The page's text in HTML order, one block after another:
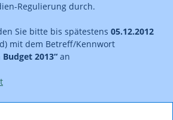
Regulierung durch.
Sie bitte bis spätestens 05.12.2012
mit dem Betreff/Kennwort
2013“ an